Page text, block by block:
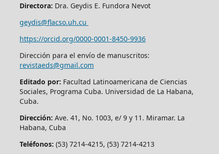
Directora: Dra. Geydis E. Fundora Nevot
geydis@flacso.uh.cu
https://orcid.org/0000-0001-8450-9936
Dirección para el envío de manuscritos:
revistaeds@gmail.com
Editado por: Facultad Latinoamericana de Ciencias
Sociales, Programa Cuba. Universidad de La Habana,
Cuba.
Dirección: Ave. 41, No. 1003, e/ 9 y 11. Miramar. La
Habana, Cuba
Teléfonos: (53) 7214-4215, (53) 7214-4213